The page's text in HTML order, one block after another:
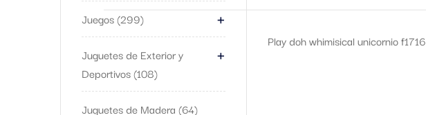
Juegos 299 +
Juguetes de Exterior y
Deportivos 108
+
Juguetes de Madera 64
Play doh whimisical unicornio f1716